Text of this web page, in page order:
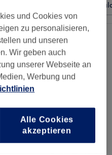
Mitte, Stuttgart
und Cookies von
zu personalisieren,
und unseren
Wir geben auch
unserer Webseite an
Werbung und
Alle Cookies
akzeptieren